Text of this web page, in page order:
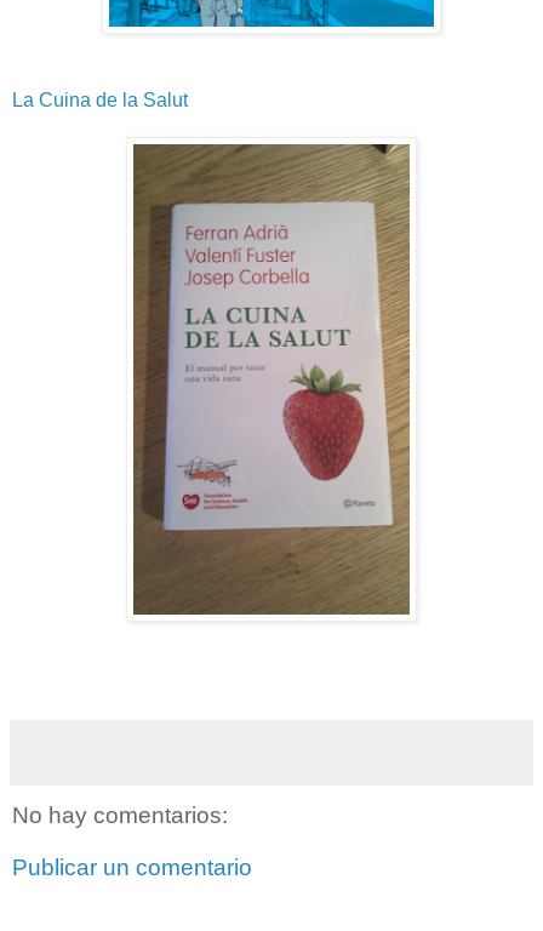
La Cuina de la Salut
No hay comentarios:
Publicar un comentario